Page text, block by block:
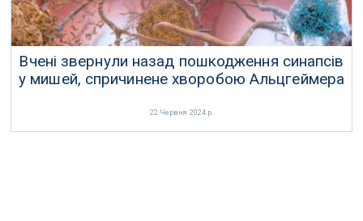
Вчені звернули назад пошкодження синапсів
у мишей, спричинене хворобою Альцгеймера
22 Червня 2024 р.